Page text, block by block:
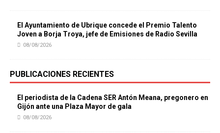
El Ayuntamiento de Ubrique concede el Premio Talento
Joven a Borja Troya, jefe de Emisiones de Radio Sevilla
08/08/2026
PUBLICACIONES RECIENTES
El periodista de la Cadena SER Antón Meana, pregonero en
Gijón ante una Plaza Mayor de gala
08/08/2026